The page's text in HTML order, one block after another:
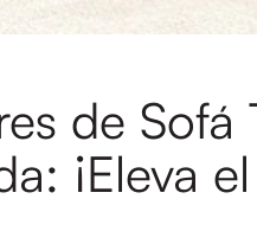
de Sofá
¡Eleva